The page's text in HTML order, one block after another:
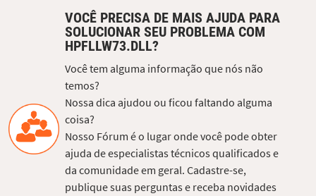
VOCÊ PRECISA DE MAIS AJUDA PARA
SOLUCIONAR SEU PROBLEMA COM
HPFLLW73.DLL?
Você tem alguma informação que nós não
temos?
Nossa dica ajudou ou ficou faltando alguma
coisa?
Nosso Fórum é o lugar onde você pode obter
ajuda de especialistas técnicos qualificados e
da comunidade em geral. Cadastre-se,
publique suas perguntas e receba novidades